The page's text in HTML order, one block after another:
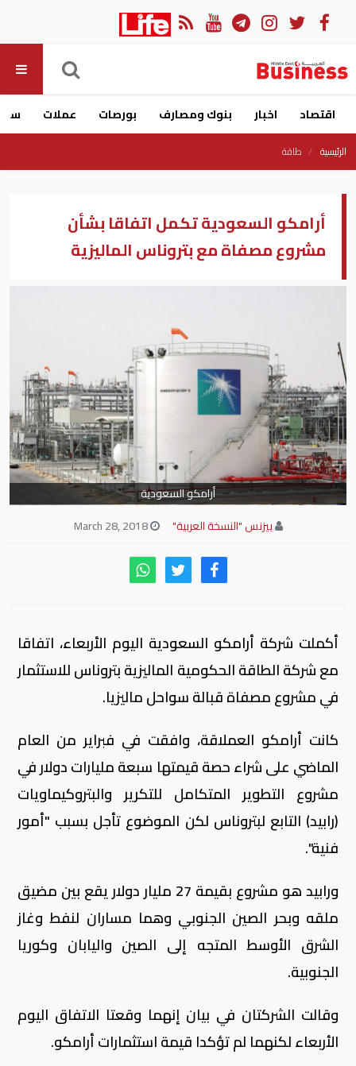
اقتصاد اخبار بنوك ومصارف بورصات عملات
الرئيسية طاقة
أرامكو السعودية تكمل اتفاقا بشأن
مشروع مصفاة مع بتروناس الماليزية
أرامكو السعودية
بيزنس "النسخة العربية"
March 28, 2018
أكملت شركة أرامكو السعودية اليوم الأربعاء، اتفاقا
مع شركة الطاقة الحكومية الماليزية بتروناس للاستثمار
في مشروع مصفاة قبالة سواحل ماليزيا.
كانت أرامكو العملاقة، وافقت في فبراير من العام
الماضي على شراء حصة قيمتها سبعة مليارات دولار في
مشروع التطوير المتكامل للتكرير والبتروكيماويات
(رابيد) التابع لبتروناس لكن الموضوع تأجل بسبب "أمور
فنية".
ورابيد هو مشروع بقيمة 27 مليار دولار يقع بين مضيق
ملقه وبحر الصين الجنوبي وهما مساران لنفط وغاز
الشرق الأوسط المتجه إلى الصين واليابان وكوريا
الجنوبية.
وقالت الشركتان في بيان إنهما وقعتا الاتفاق اليوم
الأربعاء لكنهما لم تؤكدا قيمة استثمارات أرامكو.